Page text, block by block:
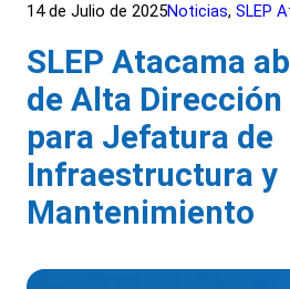
14 de Julio de 2025Noticias, SLEP
SLEP Atacama
de Alta Dirección
para Jefatura de
Infraestructura y
Mantenimiento